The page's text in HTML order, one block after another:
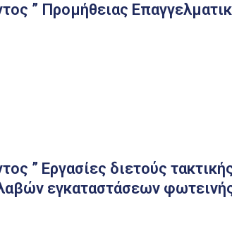
” Προμήθειας
” Εργασίες διετούς
εγκαταστάσεων